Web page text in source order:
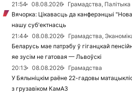
21:54
08.08.2026
Грамадства, Палітыка
Вячорка: Цікавасць да канферэнцыі
нашу суб'ектнасць
21:44
08.08.2026
Грамадства,
Беларусь мае патрэбу ў гіганцкай
яе зусім не гатовая — Львоўскі
20:13
08.08.2026
Грамадства
У Бялыніцкім раёне 22-гадовы
з грузавіком КамАЗ